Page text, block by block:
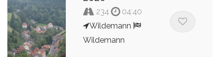
234
04:40
Wildemann
Wildemann